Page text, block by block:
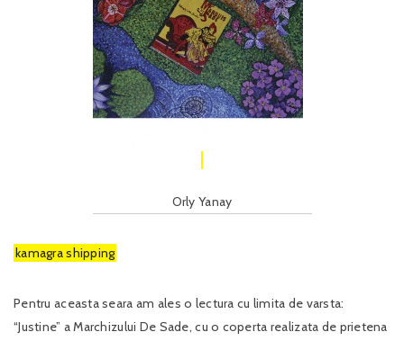
Orly Yanay
kamagra shipping
Pentru aceasta seara am ales o lectura cu limita de varsta:
“Justine” a Marchizului De Sade, cu o coperta realizata de prietena